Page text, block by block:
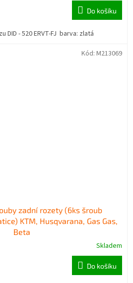
Do košíku
- 520 ERVT-FJ barva: zlatá
zadní rozety (6ks šroub
KTM, Husqvarana, Gas Gas,
Beta
Skladem
Do košíku
Kód: M213069